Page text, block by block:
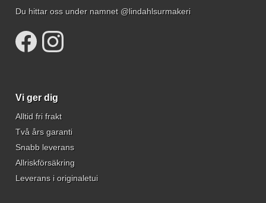
Du hittar oss under namnet @lindahlsurmakeri
Vi ger dig
Alltid fri frakt
Två års garanti
Snabb leverans
Allriskförsäkring
Leverans i originaletui